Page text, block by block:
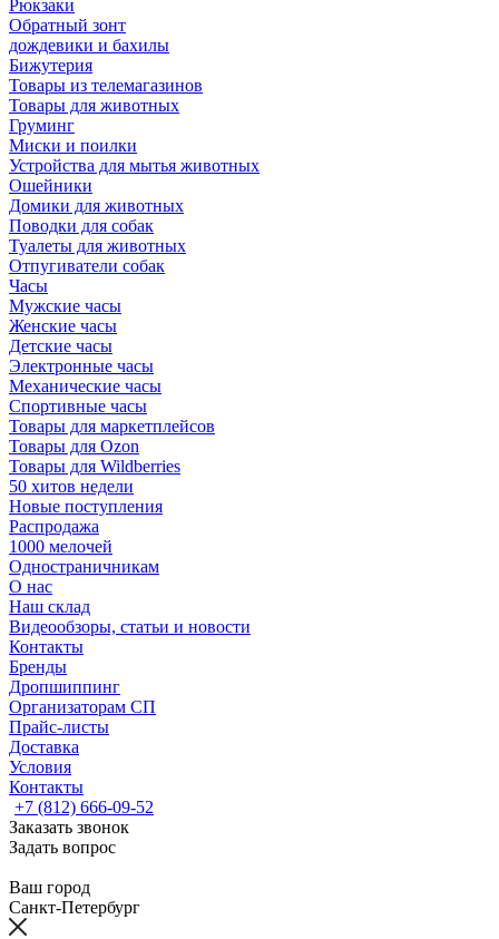
Рюкзаки
Обратный зонт
дождевики и бахилы
Бижутерия
Товары из телемагазинов
Товары для животных
Груминг
Миски и поилки
Устройства для мытья животных
Ошейники
Домики для животных
Поводки для собак
Туалеты для животных
Отпугиватели собак
Часы
Мужские часы
Женские часы
Детские часы
Электронные часы
Механические часы
Спортивные часы
Товары для маркетплейсов
Товары для Ozon
Товары для Wildberries
50 хитов недели
Новые поступления
Распродажа
1000 мелочей
Одностраничникам
О нас
Наш склад
Видеообзоры, статьи и новости
Контакты
Бренды
Дропшиппинг
Организаторам СП
Прайс-листы
Доставка
Условия
Контакты
+7 (812) 666-09-52
Заказать звонок
Задать вопрос
Ваш город
Санкт-Петербург